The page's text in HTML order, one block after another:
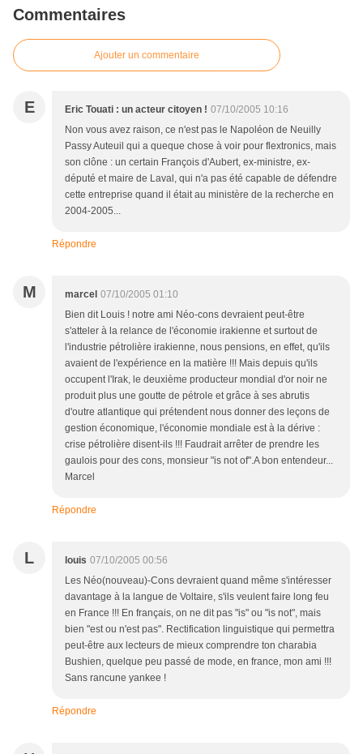
Commentaires
Ajouter un commentaire
E Eric Touati : un acteur citoyen ! 07/10/2005 10:16
Non vous avez raison, ce n'est pas le Napoléon de Neuilly
Passy Auteuil qui a queque chose à voir pour flextronics, mais
son clône : un certain François d'Aubert, ex-ministre, ex-
député et maire de Laval, qui n'a pas été capable de défendre
cette entreprise quand il était au ministère de la recherche en
2004-2005...
Répondre
M marcel 07/10/2005 01:10
Bien dit Louis ! notre ami Néo-cons devraient peut-être
s'atteler à la relance de l'économie irakienne et surtout de
l'industrie pétrolière irakienne, nous pensions, en effet, qu'ils
avaient de l'expérience en la matière !!! Mais depuis qu'ils
occupent l'Irak, le deuxième producteur mondial d'or noir ne
produit plus une goutte de pétrole et grâce à ses abrutis
d'outre atlantique qui prétendent nous donner des leçons de
gestion économique, l'économie mondiale est à la dérive :
crise pétrolière disent-ils !!! Faudrait arrêter de prendre les
gaulois pour des cons, monsieur "is not of".A bon entendeur...
Marcel
Répondre
L louis 07/10/2005 00:56
Les Néo(nouveau)-Cons devraient quand même s'intéresser
davantage à la langue de Voltaire, s'ils veulent faire long feu
en France !!! En français, on ne dit pas "is" ou "is not", mais
bien "est ou n'est pas". Rectification linguistique qui permettra
peut-être aux lecteurs de mieux comprendre ton charabia
Bushien, quelque peu passé de mode, en france, mon ami !!!
Sans rancune yankee !
Répondre